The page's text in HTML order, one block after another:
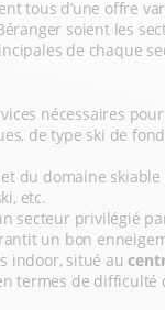
tous d’une offre
soient les
de chaque
nécessaires pour
de type ski de
du domaine
etc.
secteur privilégié
un bon
indoor, situé au
termes de difficulté